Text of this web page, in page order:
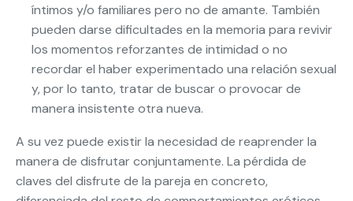
íntimos y/o familiares pero no de amante. También
pueden darse dificultades en la memoria para revivir
los momentos reforzantes de intimidad o no
recordar el haber experimentado una relación sexual
y, por lo tanto, tratar de buscar o provocar de
manera insistente otra nueva.
A su vez puede existir la necesidad de reaprender la
manera de disfrutar conjuntamente. La pérdida de
claves del disfrute de la pareja en concreto,